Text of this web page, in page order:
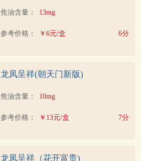
焦油含量： 13mg
参考价格： ￥6元/盒 6分
龙凤呈祥(朝天门新版)
焦油含量： 10mg
参考价格： ￥13元/盒 7分
龙凤呈祥（花开富贵)